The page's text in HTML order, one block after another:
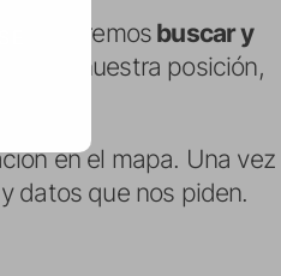
podremos buscar y
a nuestra posición,
en el mapa. Una vez
datos que nos piden.